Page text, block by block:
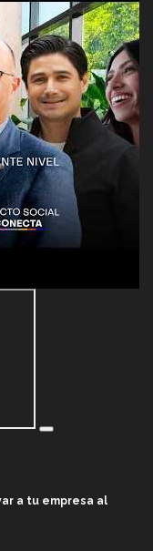
a tu empresa al